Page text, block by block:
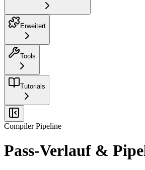
Erweitert
Tools
Tutorials
Compiler Pipeline
Pass-Verlauf &